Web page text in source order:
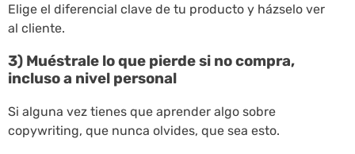
Elige el diferencial clave de tu producto y házselo ver
al cliente.
3) Muéstrale lo que pierde si no compra,
incluso a nivel personal
Si alguna vez tienes que aprender algo sobre
copywriting, que nunca olvides, que sea esto.